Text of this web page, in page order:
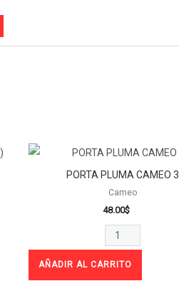
PORTA PLUMA CAMEO 3
Cameo
48.00$
PORTA
PLUMA
CAMEO
3
cantidad
AÑADIR AL CARRITO